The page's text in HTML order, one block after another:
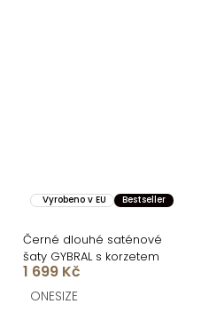
Vyrobeno v EU Bestseller
Černé dlouhé saténové
šaty GYBRAL s korzetem
1 699 Kč
ONESIZE